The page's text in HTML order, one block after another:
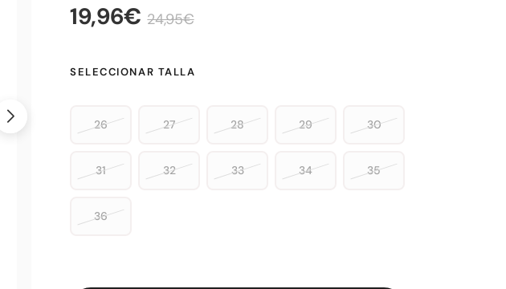
19,96€ 24,95€
SELECCIONAR TALLA
26 27 28 29 30
31 32 33 34 35
36